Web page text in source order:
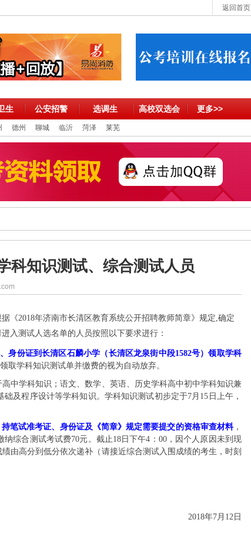
返回首页
生 公安招警 选调生 高校双选会 更多>>
德州 聊城 临沂 菏泽 莱芜
科知识测试、综合测试人员
《2018年济南市长清区教育系统公开招聘教师简章》规定,确定
入测试人选名单的人员按照以下要求进行：
身份证到长清区石麟小学（长清区龙泉街中段1582号）领取学科
取学科知识测试单并缴费的视为自动放弃。
中学科知识；语文、数学、英语、历史学科高中初中学科知识兼
及程序设计等学科知识。学科知识测试初步定于7月15日上午，
笔试准考证、身份证及《简章》规定需要提交的资格审查材料，
综合测试考试费70元。截止18日下午4：00，因个人原因未到现
由高分到低分依次递补（请接近综合测试入围成绩的考生，时刻
2018年7月12日